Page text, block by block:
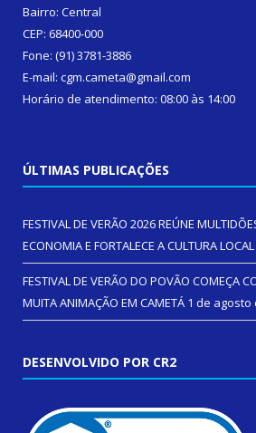
Bairro: Central
CEP: 68400-000
Fone: (91) 3781-3886
E-mail: cgm.cameta@gmail.com
Horário de atendimento: 08:00 às 14:00
ÚLTIMAS PUBLICAÇÕES
FESTIVAL DE VERÃO 2026 REÚNE
ECONOMIA E FORTALECE A CULTURA LOCAL
FESTIVAL DE VERÃO DO POVÃO COMEÇA
MUITA ANIMAÇÃO EM CAMETÁ 1 de agosto
DESENVOLVIDO POR CR2